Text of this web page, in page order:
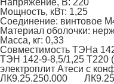
Напряжение, В: 220
Мощность, кВт: 1,25
Соединение: винтовое
Материал оболочки:
Масса, кг: 0,33
Совместимость ТЭНа
ТЭН 142-9-8,5/1,25 Т220
электроплит Атеси с
ЛК9.25.250.000